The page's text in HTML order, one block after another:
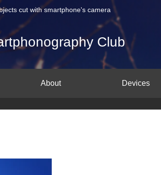
cut with smartphone's camera
Club
About Devices